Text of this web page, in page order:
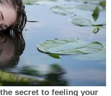
secret to feeling your